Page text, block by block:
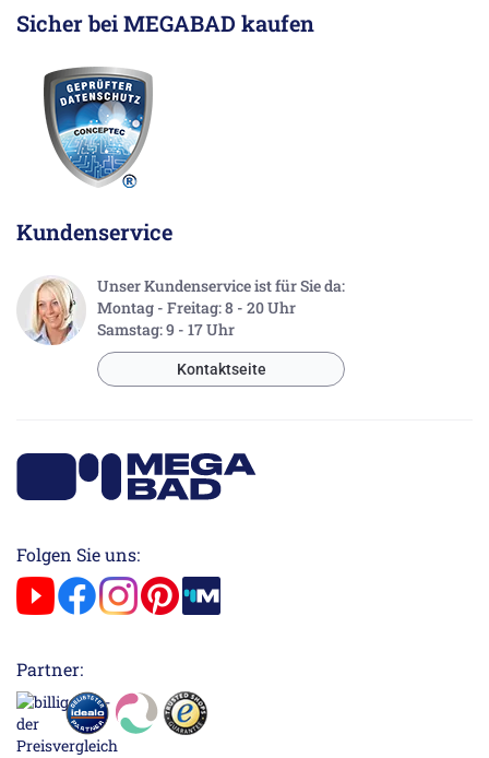
Sicher bei MEGABAD kaufen
Kundenservice
Unser Kundenservice ist für Sie da:
Montag - Freitag: 8 - 20 Uhr
Samstag: 9 - 17 Uhr
Kontaktseite
Folgen Sie uns:
Partner: